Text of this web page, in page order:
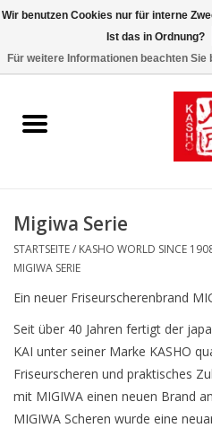
Kasho World Since 1908
Taschen/Halfter/Holster/
Magnet Board
KENT.SALON Brushes
Service/Schliff
Migiwa Serie
STARTSEITE/ KASHO WORLD SINCE
MIGIWA SERIE
Ein neuer Friseurscherenbrand
Seit über 40 Jahren fertigt der
KAI unter seiner Marke KASHO
Friseurscheren und praktisches
mit MIGIWA einen neuen Brand
MIGIWA Scheren wurde eine
Wir benutzen Cookies nur für interne
Ist das in Ordnung?
Für weitere Informationen beachten